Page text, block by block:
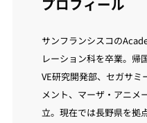
サンフランシスコの
レーション科を卒業。帰
VE研究開発部、セガサミ
メント、マーザ・アニメ
立。現在では長野県を拠